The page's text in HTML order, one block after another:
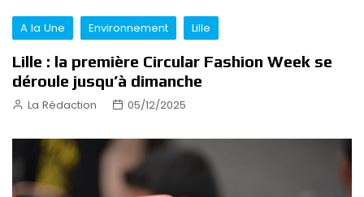
A la Une Environnement Lille
Lille : la première Circular Fashion Week se
déroule jusqu’à dimanche
La Rédaction 05/12/2025